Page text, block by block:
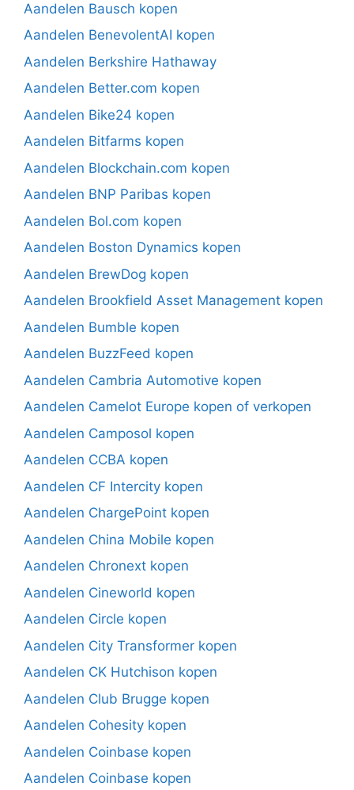
Aandelen Bausch kopen
Aandelen BenevolentAI kopen
Aandelen Berkshire Hathaway
Aandelen Better.com kopen
Aandelen Bike24 kopen
Aandelen Bitfarms kopen
Aandelen Blockchain.com kopen
Aandelen BNP Paribas kopen
Aandelen Bol.com kopen
Aandelen Boston Dynamics kopen
Aandelen BrewDog kopen
Aandelen Brookfield Asset Management kopen
Aandelen Bumble kopen
Aandelen BuzzFeed kopen
Aandelen Cambria Automotive kopen
Aandelen Camelot Europe kopen of verkopen
Aandelen Camposol kopen
Aandelen CCBA kopen
Aandelen CF Intercity kopen
Aandelen ChargePoint kopen
Aandelen China Mobile kopen
Aandelen Chronext kopen
Aandelen Cineworld kopen
Aandelen Circle kopen
Aandelen City Transformer kopen
Aandelen CK Hutchison kopen
Aandelen Club Brugge kopen
Aandelen Cohesity kopen
Aandelen Coinbase kopen
Aandelen Coinbase kopen